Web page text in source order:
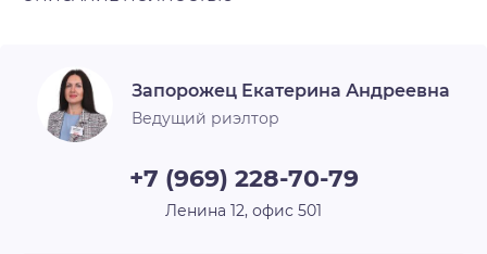
Один собственник, без обременений. Звоните
Санузел
Запорожец Екатерина Андреевна
Ведущий риэлтор
+7 (969) 228-70-79
Ленина 12, офис 501